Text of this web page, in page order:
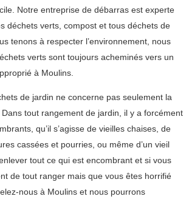
Notre entreprise de débarras est experte
déchets verts, compost et tous déchets de
tenons à respecter l’environnement, nous
verts sont toujours acheminés vers un
à Moulins.
de jardin ne concerne pas seulement la
tout rangement de jardin, il y a forcément
qu’il s’agisse de vieilles chaises, de
cassées et pourries, ou même d’un vieil
tout ce qui est encombrant et si vous
de tout ranger mais que vous êtes horrifié
nous à Moulins et nous pourrons